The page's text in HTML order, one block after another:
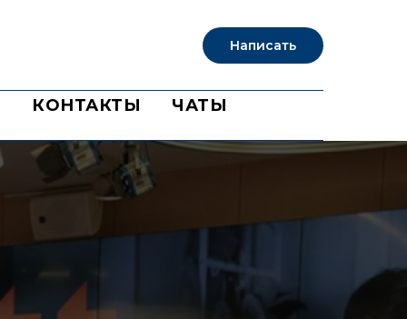
Написать
КОНТАКТЫ ЧАТЫ